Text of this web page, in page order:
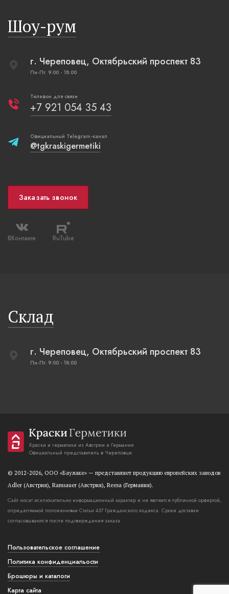
Шоу-рум
г. Череповец, Октябрьский проспект 83
Пн-Пт: 9:00 - 18:00
Телефон для связи
+7 921 054 35 43
Официальный Telegram-канал
@tgkraskigermetiki
Заказать звонок
ВКонтакте RuTube
Склад
г. Череповец, Октябрьский проспект 83
Пн-Пт: 9:00 - 18:00
Краски и герметики из Австрии и Германии
Официальный представитель в Череповце
© 2012-2026, OOO «Баулаке» — представляет продукцию европейских заводов
Adler (Австрия), Ramsauer (Австрия), Reesa (Германия).
Сайт носит исключительно информационный характер и не является публичной орфертой,
определяемой положениями Статьи 437 Гражданского кодекса. Сроки доставки
согласовываются после подтверждения заказа
Пользовательское соглашение
Политика конфиденциальости
Брошюры и каталоги
Карта сайта